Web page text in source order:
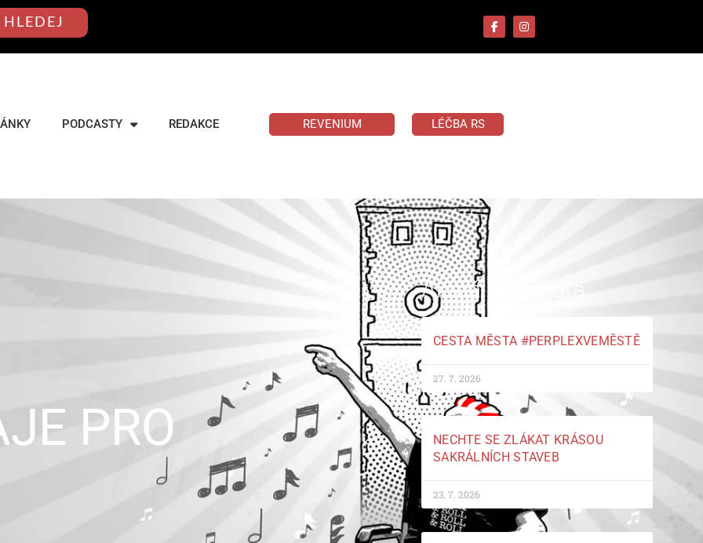
HLEDEJ
PODCASTY REDAKCE REVENIUM LÉČBA RS
PRO
Aktuální témata
CESTA MĚSTA #PERPLEXVEMĚSTĚ
27. 7. 2026
NECHTE SE ZLÁKAT KRÁSOU
SAKRÁLNÍCH STAVEB
23. 7. 2026